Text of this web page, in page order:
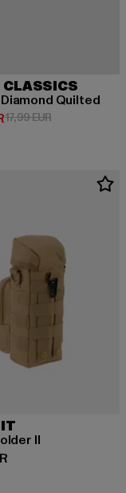
CLASSICS
Quilted
Preis: 12,95 EUR
17,99 EURAktionspreis:
II
Preis: 22,99 EUR